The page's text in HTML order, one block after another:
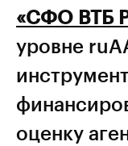
«СФО ВТБ
уровне
оценку